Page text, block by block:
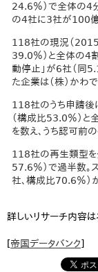
24.6％）で全体の4
の4社に3社が100
118社の現況（2015
39.0％）と全体の4割
動停止」が6社（同
た企業は（株）かわ
118社のうち申請後
（構成比53.0％）と
を数え、うち認可前
118社の再生類型を
57.6％）で過半数。
社、構成比70.6％）
詳しいリサーチ内容
[帝国データバンク]